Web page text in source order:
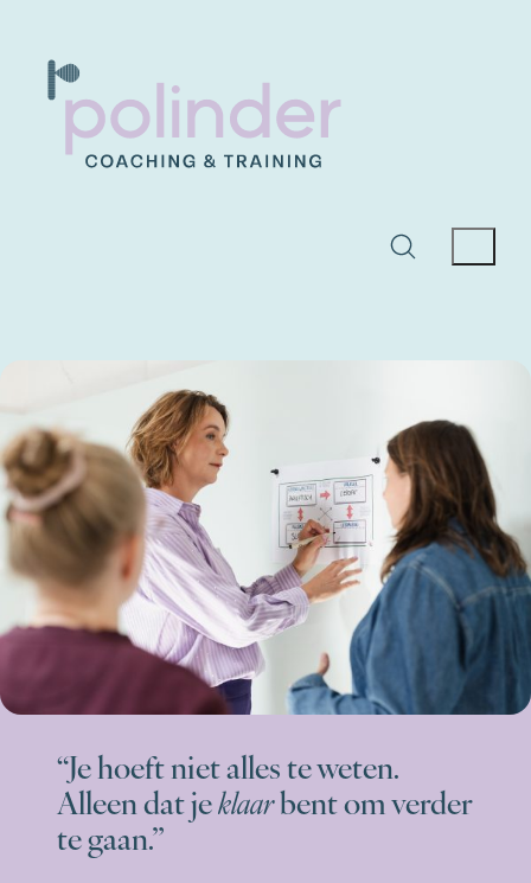
“Je hoeft niet alles te weten.
Alleen dat jeklaarbent om verder
te gaan.”